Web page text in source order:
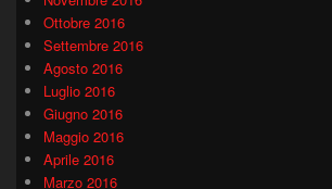
Ottobre 2016
Settembre 2016
Agosto 2016
Luglio 2016
Giugno 2016
Maggio 2016
Aprile 2016
Marzo 2016